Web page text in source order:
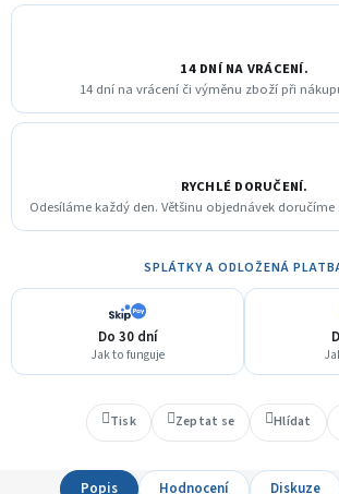
14 DNÍ NA VRÁCENÍ.
14 dní na vrácení či výměnu zboží při
RYCHLÉ DORUČENÍ.
Odesíláme každý den. Většinu objednávek
SPLÁTKY A ODLOŽENÁ
Do 30 dní
Jak to funguje
Tisk Zeptat se Hlídat
Popis Hodnocení Diskuze